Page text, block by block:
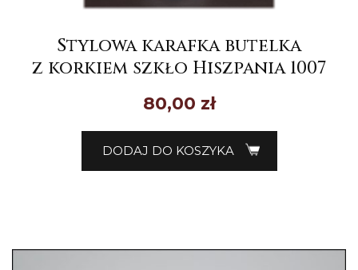
Stylowa karafka butelka
z korkiem szkło Hiszpania 1007
80,00 zł
DODAJ DO KOSZYKA